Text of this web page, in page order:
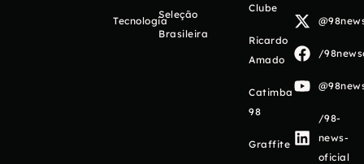
Tecnologia
Seleção
Brasileira
Clube
Ricardo
Amado
Catimba
98
Graffite
/
/98-
news-
oficial